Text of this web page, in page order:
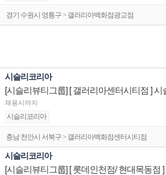
경기 수원시 영통구 > 갤러리아백화점광교점
시슬리코리아
채용시까지
시슬리코리아
충남 천안시 서북구 > 갤러리아백화점센터시티점
시슬리코리아